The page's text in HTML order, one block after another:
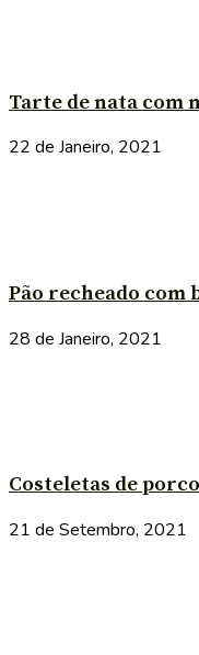
Tarte de nata com
22 de Janeiro, 2021
Pão recheado com
28 de Janeiro, 2021
Costeletas de
21 de Setembro, 2021